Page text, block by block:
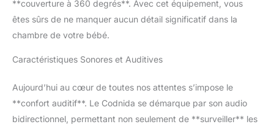
communiquer avec votre bébé et le
réconforter chaque fois que nécessaire. en
plus, surveiller et alerter la température /
danger, berceuses apaisantes, rappel
d'économie d'énergie, protection des
données, cadeau idéal pour les nouveaux
parents.
Jusqu'à 250 mètres de
Transmission & Stockage Sur Carte SD：Le
**couverture à 360 degrés**. Avec cet équipement, vous
êtes sûrs de ne manquer aucun détail significatif dans la
chambre de votre bébé.
Caractéristiques Sonores et Auditives
Aujourd’hui au cœur de toutes nos attentes s’impose le
**confort auditif**. Le Codnida se démarque par son audio
bidirectionnel, permettant non seulement de **surveiller** les